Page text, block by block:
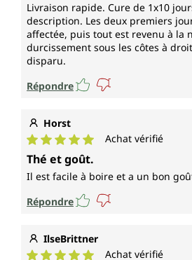
Livraison rapide. Cure de 1x10
description. Les deux premiers
affectée, puis tout est revenu à la
durcissement sous les côtes à
disparu.
Répondre
Horst
Note moyenne de 5 sur 5 étoiles
Achat vérifié
Thé et goût.
Il est facile à boire et a un bon
Répondre
IlseBrittner
Achat vérifié